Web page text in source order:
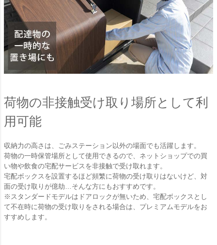
荷物の非接触受け取り場所として利
用可能
収納力の高さは、ごみステーション以外の場面でも活躍します。
荷物の一時保管場所として使用できるので、ネットショップでの買
い物や飲食の宅配サービスを非接触で受け取れます。
宅配ボックスを設置するほど頻繁に荷物の受け取りはないけど、対
面の受け取りが億劫…そんな方にもおすすめです。
※スタンダードモデルはドアロックが無いため、宅配ボックスとし
て不在時に荷物の受け取りをされる場合は、プレミアムモデルをお
すすめします。